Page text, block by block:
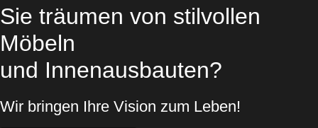
Sie träumen von stilvollen
Möbeln
und Innenausbauten?
Wir bringen Ihre Vision zum Leben!